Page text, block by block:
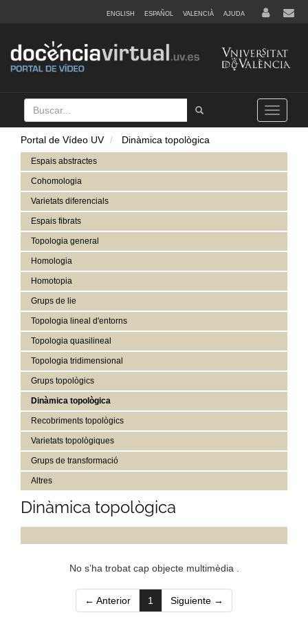
ENGLISH ESPAÑOL VALENCIÀ AJUDA
Buscar
Tramet
Toggle
navigation
Portal de Vídeo UV Dinàmica topològica
Espais abstractes
Cohomologia
Varietats diferencials
Espais fibrats
Topologia general
Homologia
Homotopia
Grups de lie
Topologia lineal d'entorns
Topologia quasilineal
Topologia tridimensional
Grups topològics
Dinàmica topològica
Recobriments topològics
Varietats topològiques
Grups de transformació
Altres
Dinàmica topològica
No s’ha trobat cap objecte multimèdia .
← Anterior 1 (current)
Siguiente →